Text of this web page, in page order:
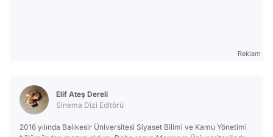
Reklam
Elif Ateş Dereli
Sinema Dizi Editörü
2016 yılında Balıkesir Üniversitesi Siyaset Bilimi ve Kamu Yönetimi